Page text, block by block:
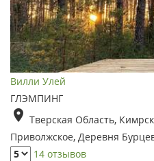
Вилли Улей
ГЛЭМПИНГ
Тверская Область,
Приволжское, Деревня
14 отзывов